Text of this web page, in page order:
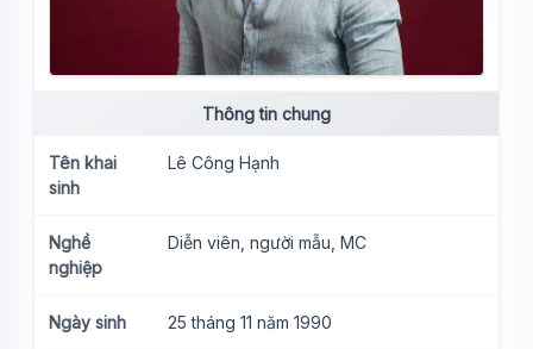
Thông tin chung
Tên khai
sinh
Lê Công Hạnh
Nghề
nghiệp
Diễn viên, người mẫu, MC
Ngày sinh 25 tháng 11 năm 1990